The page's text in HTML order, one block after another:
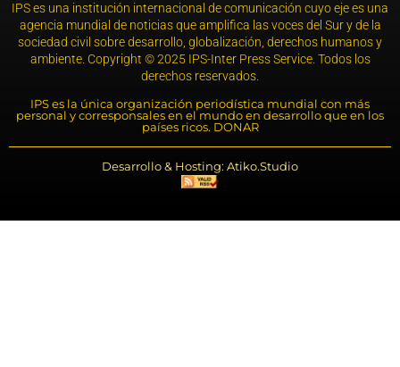
IPS es una institución internacional de comunicación cuyo eje es una
agencia mundial de noticias que amplifica las voces del Sur y de la
sociedad civil sobre desarrollo, globalización, derechos humanos y
ambiente. Copyright © 2025 IPS-Inter Press Service. Todos los
derechos reservados.
IPS es la única organización periodística mundial con más
personal y corresponsales en el mundo en desarrollo que en los
países ricos. DONAR
Desarrollo & Hosting: Atiko.Studio